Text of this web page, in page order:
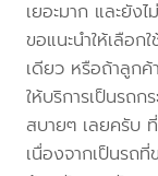
เยอะมาก และยังไ
ขอแนะนำให้เลือก
เดียว หรือถ้าลูก
ให้บริการเป็นรถก
สบายๆ เลยครับ
เนื่องจากเป็นรถ